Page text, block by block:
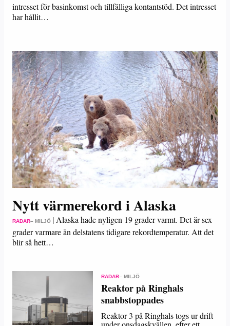
intresset för basinkomst och tillfälliga kontantstöd. Det intresset
har hållit…
Nytt värmerekord i Alaska
RADAR– MILJÖ | Alaska hade nyligen 19 grader varmt. Det är sex
grader varmare än delstatens tidigare rekordtemperatur. Att det
blir så hett…
RADAR– MILJÖ
Reaktor på Ringhals
snabbstoppades
Reaktor 3 på Ringhals togs ur drift